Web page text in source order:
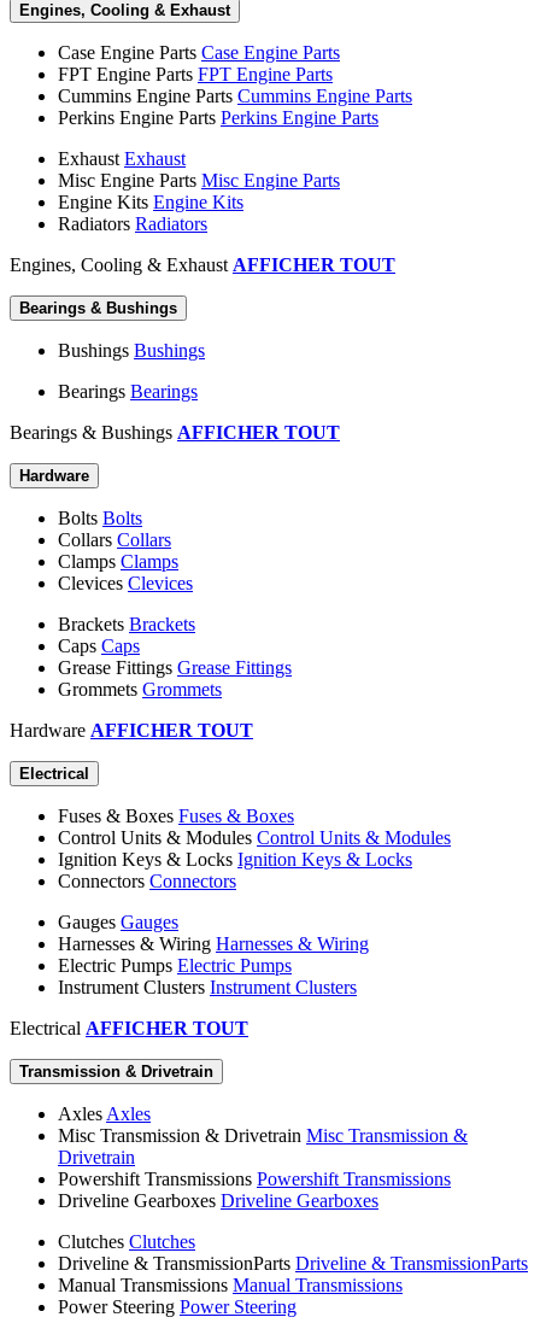
Engines, Cooling & Exhaust
Case Engine Parts Case Engine Parts
FPT Engine Parts FPT Engine Parts
Cummins Engine Parts Cummins Engine Parts
Perkins Engine Parts Perkins Engine Parts
Exhaust Exhaust
Misc Engine Parts Misc Engine Parts
Engine Kits Engine Kits
Radiators Radiators
Engines, Cooling & Exhaust AFFICHER TOUT
Bearings & Bushings
Bushings Bushings
Bearings Bearings
Bearings & Bushings AFFICHER TOUT
Hardware
Bolts Bolts
Collars Collars
Clamps Clamps
Clevices Clevices
Brackets Brackets
Caps Caps
Grease Fittings Grease Fittings
Grommets Grommets
Hardware AFFICHER TOUT
Electrical
Fuses & Boxes Fuses & Boxes
Control Units & Modules Control Units & Modules
Ignition Keys & Locks Ignition Keys & Locks
Connectors Connectors
Gauges Gauges
Harnesses & Wiring Harnesses & Wiring
Electric Pumps Electric Pumps
Instrument Clusters Instrument Clusters
Electrical AFFICHER TOUT
Transmission & Drivetrain
Axles Axles
Misc Transmission & Drivetrain Misc Transmission &
Drivetrain
Powershift Transmissions Powershift Transmissions
Driveline Gearboxes Driveline Gearboxes
Clutches Clutches
Driveline & TransmissionParts Driveline & TransmissionParts
Manual Transmissions Manual Transmissions
Power Steering Power Steering